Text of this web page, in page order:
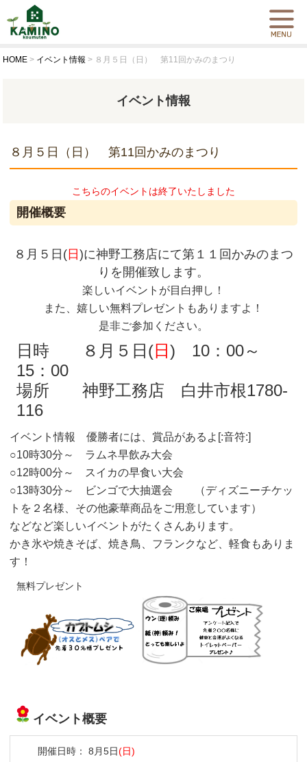
HOME > イベント情報 > ８月５日（日） 第11回かみのまつり
イベント情報
８月５日（日） 第11回かみのまつり
こちらのイベントは終了いたしました
開催概要
８月５日( 日 )に神野工務店にて第１１回かみのまつ
りを開催致します。
楽しいイベントが目白押し！
また、嬉しい無料プレゼントもありますよ！
是非ご参加ください。
日時 ８月５日(日) 10：00～
15：00
場所 神野工務店 白井市根1780-
116
イベント情報 優勝者には、賞品があるよ[:音符:]
○10時30分～ ラムネ早飲み大会
○12時00分～ スイカの早食い大会
○13時30分～ ビンゴで大抽選会 （ディズニーチケッ
トを２名様、その他豪華商品をご用意しています）
などなど楽しいイベントがたくさんあります。
かき氷や焼きそば、焼き鳥、フランクなど、軽食もありま
す！
無料プレゼント
イベント概要
開催日時： 8月5日(日)